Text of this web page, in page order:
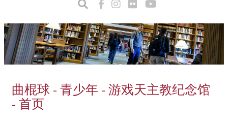
曲棍球 - 青少年 - 游戏天主教纪念馆
- 首页